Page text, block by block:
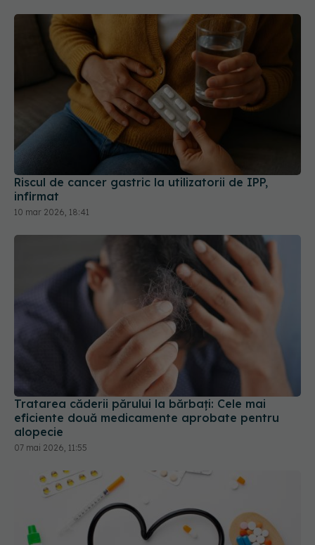
Riscul de cancer gastric la utilizatorii de IPP,
infirmat
Tratarea căderii părului la bărbați: Cele mai
eficiente două medicamente aprobate pentru
alopecie
07 mai 2026, 11:55